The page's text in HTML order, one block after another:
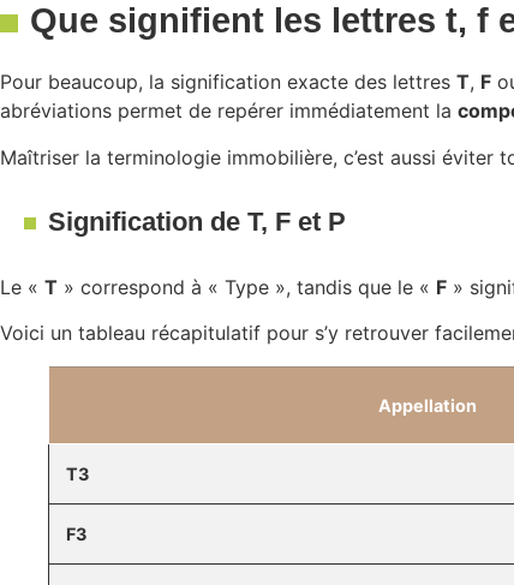
Que signifient les lettres t, f
Pour beaucoup, la signification exacte des lettres T, F
abréviations permet de repérer immédiatement la
Maîtriser la terminologie immobilière, c’est aussi éviter
Signification de T, F et P
Le « T » correspond à « Type », tandis que le « F »
Voici un tableau récapitulatif pour s’y retrouver
Appellation
T3
F3